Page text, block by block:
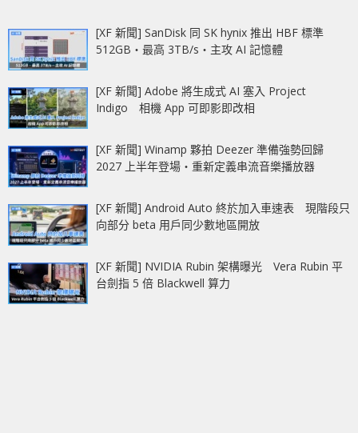
[XF 新聞] SanDisk 同 SK hynix 推出 HBF 標準
512GB‧最高 3TB/s‧主攻 AI 記憶體
[XF 新聞] Adobe 將生成式 AI 塞入 Project
Indigo 相機 App 可即影即改相
[XF 新聞] Winamp 夥拍 Deezer 準備強勢回歸
2027 上半年登場‧重新定義串流音樂播放器
[XF 新聞] Android Auto 終於加入車速表 現階段只
向部分 beta 用戶同少數地區開放
[XF 新聞] NVIDIA Rubin 架構曝光 Vera Rubin 平
台劍指 5 倍 Blackwell 算力